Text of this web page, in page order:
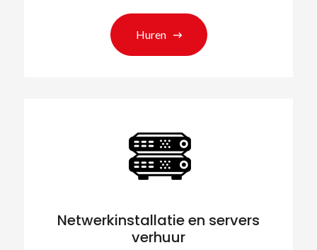
Huren
Netwerkinstallatie en servers
verhuur